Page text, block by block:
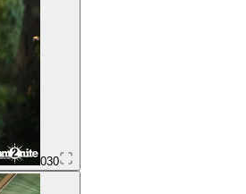
030